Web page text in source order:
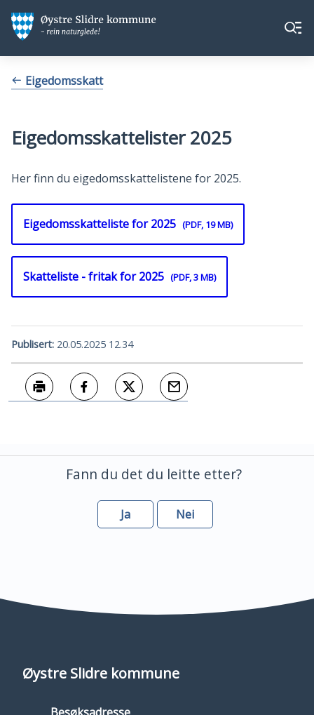
Øystre
Slidre
kommune
Øystre
Slidre
Meny
Du Eigedomsskatt
Eigedomsskattelister 2025
Her finn du eigedomsskattelistene for 2025.
Eigedomsskatteliste for 2025 (PDF, 19 MB)
Skatteliste - fritak for 2025 (PDF, 3 MB)
Publisert 20.05.2025 12.34
Fann du det du leitte etter?
Ja Nei
Øystre Slidre kommune